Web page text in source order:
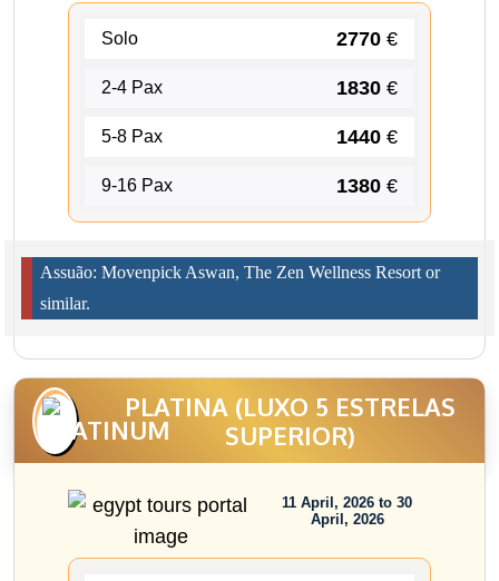
Solo 2770 €
2-4 Pax 1830 €
5-8 Pax 1440 €
9-16 Pax 1380 €
Assuão: Movenpick Aswan, The Zen Wellness Resort or
similar.
PLATINA (LUXO 5 ESTRELAS
SUPERIOR)
11 April, 2026 to 30
April, 2026